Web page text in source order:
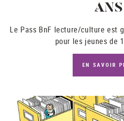
ANS
Le Pass BnF lecture/culture est
pour les jeunes de
EN SAVOIR